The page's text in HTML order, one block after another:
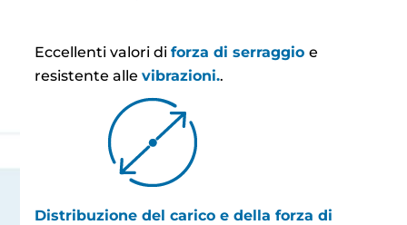
Eccellenti valori diforza di serraggioe
resistente allevibrazioni..
Distribuzione del carico e della forza di